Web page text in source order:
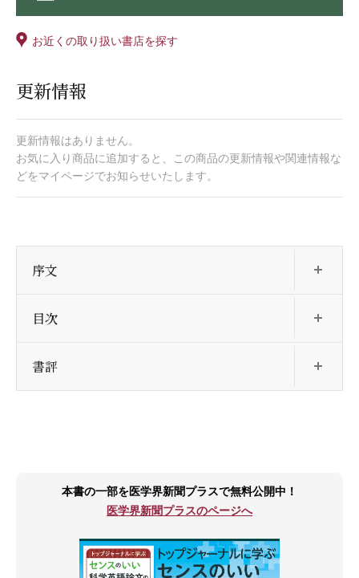
お近くの取り扱い書店を探す
更新情報
更新情報はありません。
お気に入り商品に追加すると、この商品の更新情報や関連情報な
どをマイページでお知らせいたします。
序文
目次
書評
本書の一部を医学界新聞プラスで無料公開中！
医学界新聞プラスのページへ